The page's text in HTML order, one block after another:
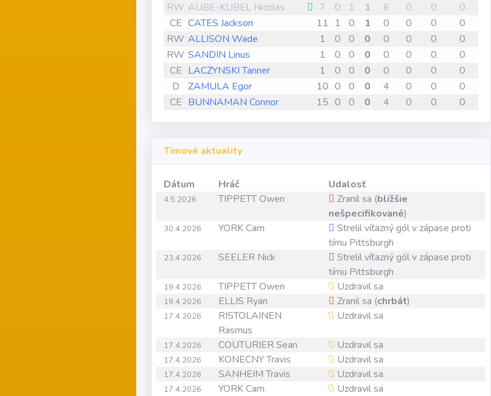
RW AUBE-KUBEL Nicolas 7 0 1 1 6 0 0
0
CE CATES Jackson 11 1 0 1 0 0 0
0
RW ALLISON Wade 1 0 0 0 0 0 0
0
RW SANDIN Linus 1 0 0 0 0 0 0
0
CE LACZYNSKI Tanner 1 0 0 0 0 0 0
0
D
ZAMULA Egor 10 0 0 0 4 0 0
0
CE BUNNAMAN Connor 15 0 0 0 4 0 0 0
Tímové aktuality
Dátum Hráč Udalosť
4.5.2026 TIPPETT Owen Zranil sa (bližšie
nešpecifikované)
30.4.2026 YORK Cam
Strelil víťazný gól v zápase proti
tímu Pittsburgh
23.4.2026 SEELER Nick
Strelil víťazný gól v zápase proti
tímu Pittsburgh
19.4.2026 TIPPETT Owen Uzdravil sa
19.4.2026 ELLIS Ryan Zranil sa (chrbát)
17.4.2026
RISTOLAINEN
Rasmus
Uzdravil sa
17.4.2026 COUTURIER Sean Uzdravil sa
17.4.2026 KONECNY Travis Uzdravil sa
17.4.2026 SANHEIM Travis Uzdravil sa
17.4.2026 YORK Cam Uzdravil sa